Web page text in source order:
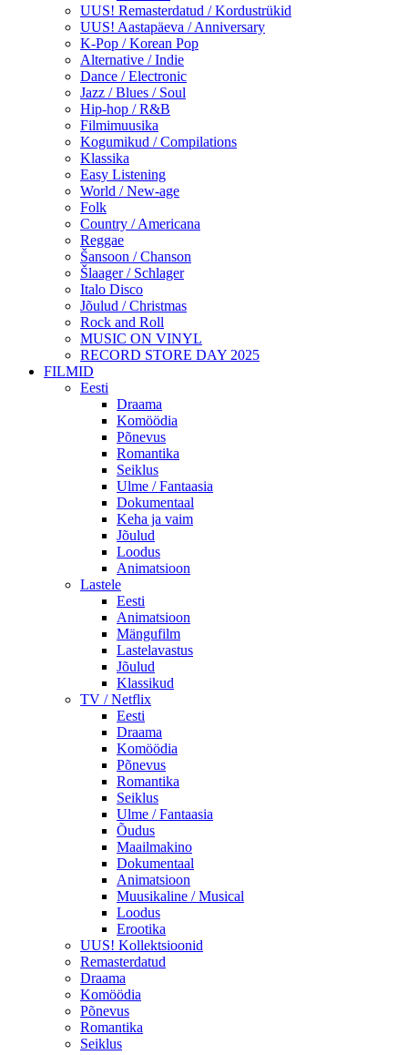
UUS! Remasterdatud / Kordustrükid
UUS! Aastapäeva / Anniversary
K-Pop / Korean Pop
Alternative / Indie
Dance / Electronic
Jazz / Blues / Soul
Hip-hop / R&B
Filmimuusika
Kogumikud / Compilations
Klassika
Easy Listening
World / New-age
Folk
Country / Americana
Reggae
Šansoon / Chanson
Šlaager / Schlager
Italo Disco
Jõulud / Christmas
Rock and Roll
MUSIC ON VINYL
RECORD STORE DAY 2025
FILMID
Eesti
Draama
Komöödia
Põnevus
Romantika
Seiklus
Ulme / Fantaasia
Dokumentaal
Keha ja vaim
Jõulud
Loodus
Animatsioon
Lastele
Eesti
Animatsioon
Mängufilm
Lastelavastus
Jõulud
Klassikud
TV / Netflix
Eesti
Draama
Komöödia
Põnevus
Romantika
Seiklus
Ulme / Fantaasia
Õudus
Maailmakino
Dokumentaal
Animatsioon
Muusikaline / Musical
Loodus
Erootika
UUS! Kollektsioonid
Remasterdatud
Draama
Komöödia
Põnevus
Romantika
Seiklus